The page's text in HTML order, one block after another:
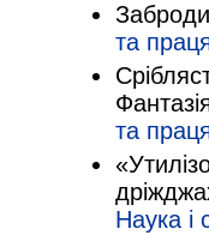
та
та
Наука і